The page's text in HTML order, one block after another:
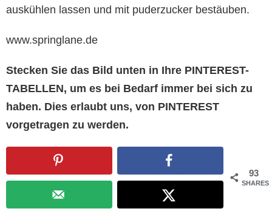
auskühlen lassen und mit puderzucker bestäuben.
www.springlane.de
Stecken Sie das Bild unten in Ihre PINTEREST-
TABELLEN, um es bei Bedarf immer bei sich zu
haben. Dies erlaubt uns, von PINTEREST
vorgetragen zu werden.
93
SHARES